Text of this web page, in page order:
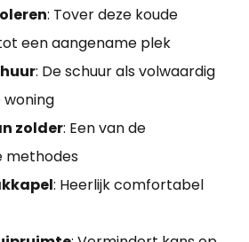
: Tover deze koude
een aangename plek
: De schuur als volwaardig
woning
zolder: Een van de
methodes
: Heerlijk comfortabel